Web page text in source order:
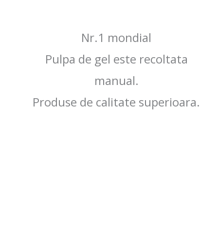
Nr.1 mondial
Pulpa de gel este recoltata
manual.
Produse de calitate superioara.